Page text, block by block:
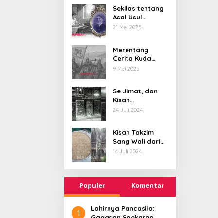
Menusantara dan
Mendunia
Sekilas tentang
Asal Usul
Kawasan
Sastrawan
21 Mei 2025
Merentang
Cerita Kuda
Terbang, dari
Hingga Simbol
Ketangguhan
Para Kesatria
9 Mei 2025
Se Jimat, dan
Kisah
Bersatunya
Abad 18
24 Juli 2024
Kisah Takzim
Sang Wali dari
Alam Barzakh
14 Juli 2024
Populer Komentar
1
Lahirnya Pancasila: